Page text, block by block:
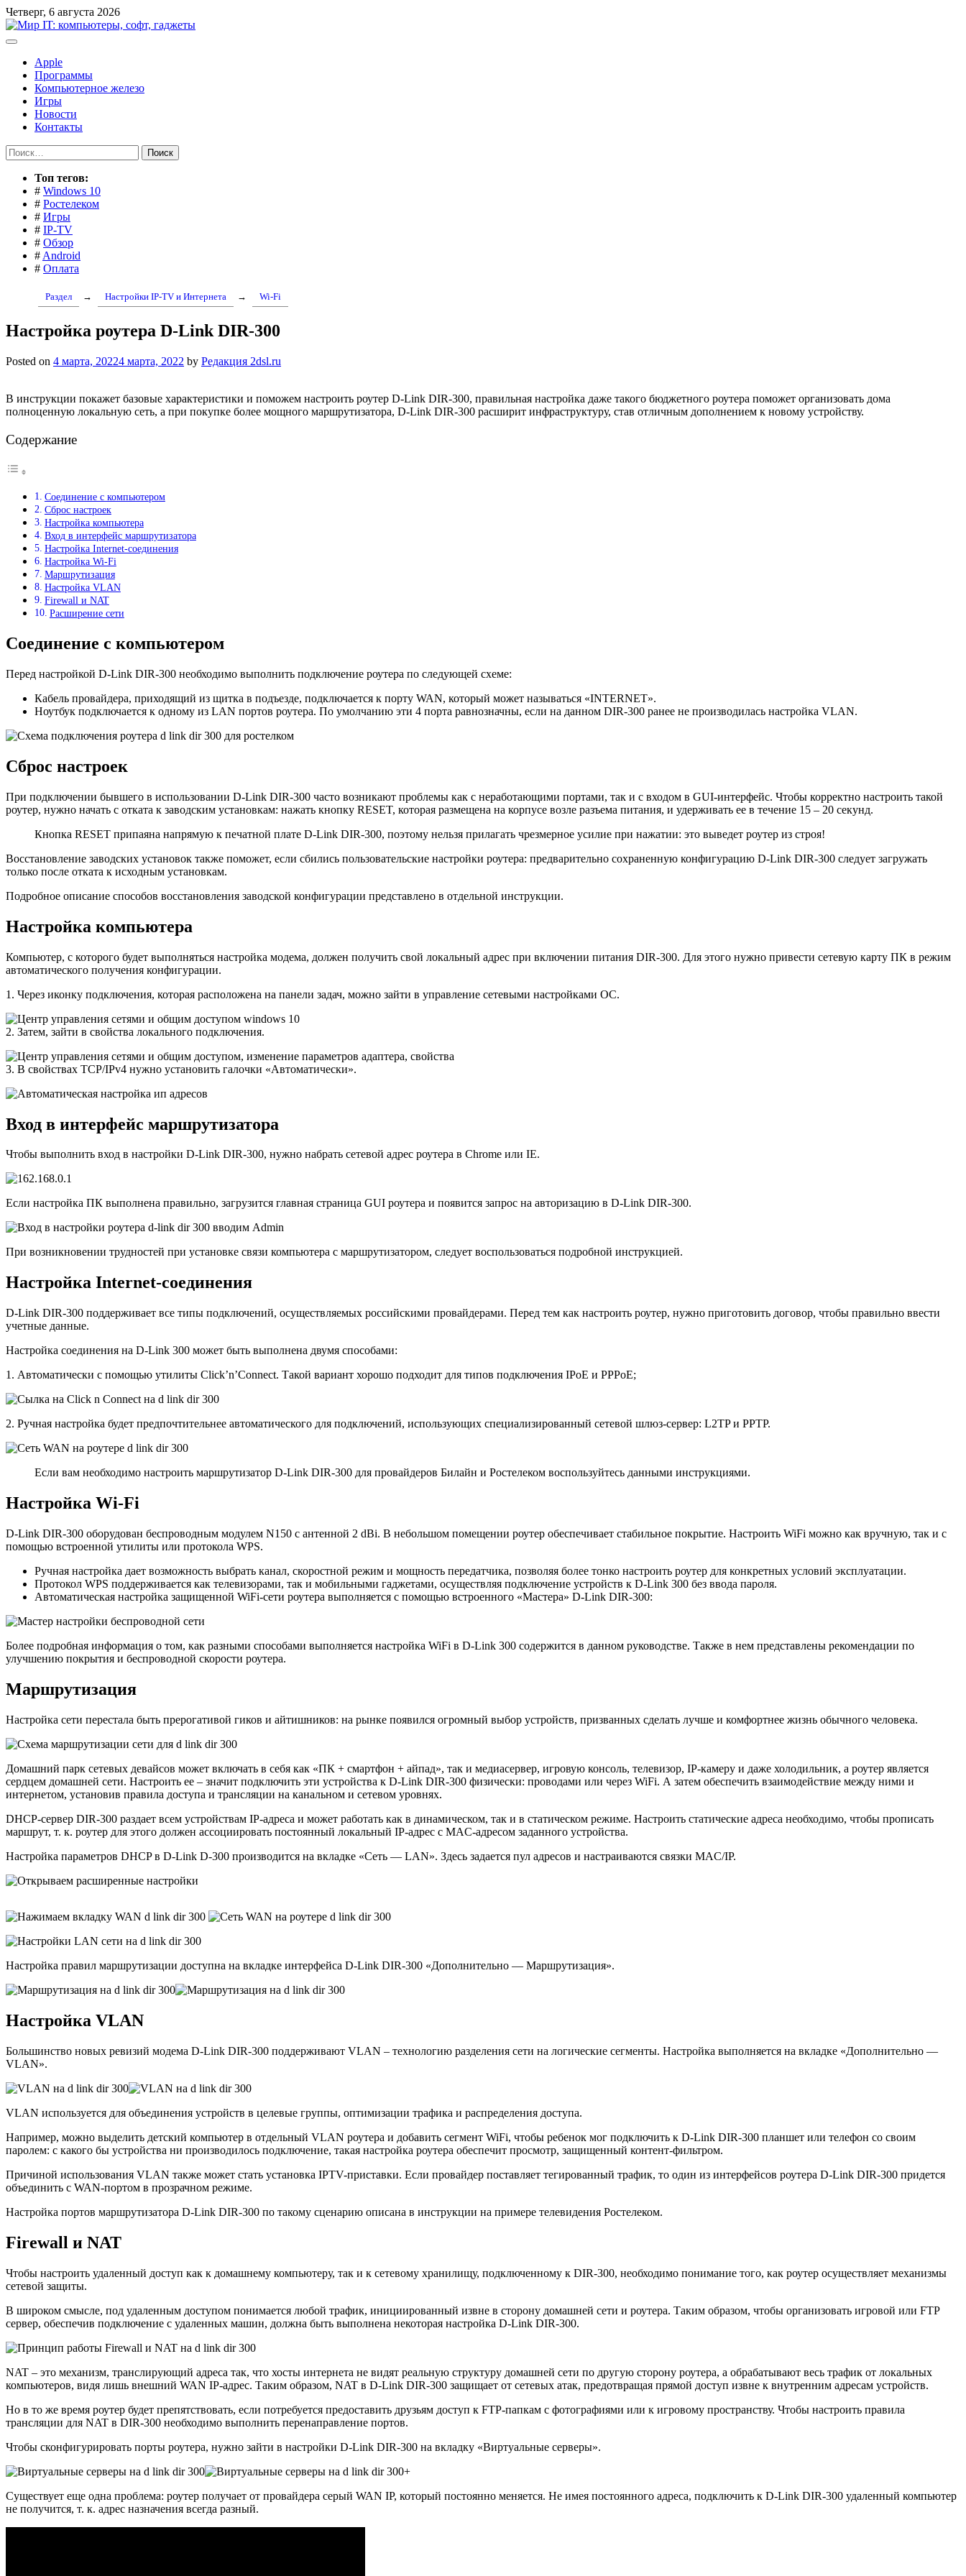
Перейти
к
содержимому
Четверг, 6 августа 2026
Apple
Программы
Компьютерное железо
Игры
Новости
Контакты
Найти:
Toп тегов:
# Windows 10
# Ростелеком
# Игры
# IP-TV
# Обзор
# Android
# Оплата
Раздел → Настройки IP-TV и Интернета → Wi-Fi
Настройка роутера D-Link DIR-300
Posted on 4 марта, 20224 марта, 2022 by Редакция 2dsl.ru
В инструкции покажет базовые характеристики и поможем настроить роутер D-Link DIR-300, правильная настройка даже такого бюджетного роутера поможет организовать дома
полноценную локальную сеть, а при покупке более мощного маршрутизатора, D-Link DIR-300 расширит инфраструктуру, став отличным дополнением к новому устройству.
Содержание
Соединение с компьютером
Сброс настроек
Настройка компьютера
Вход в интерфейс маршрутизатора
Настройка Internet-соединения
Настройка Wi-Fi
Маршрутизация
Настройка VLAN
Firewall и NAT
Расширение сети
Соединение с компьютером
Перед настройкой D-Link DIR-300 необходимо выполнить подключение роутера по следующей схеме:
Кабель провайдера, приходящий из щитка в подъезде, подключается к порту WAN, который может называться «INTERNET».
Ноутбук подключается к одному из LAN портов роутера. По умолчанию эти 4 порта равнозначны, если на данном DIR-300 ранее не производилась настройка VLAN.
Сброс настроек
При подключении бывшего в использовании D-Link DIR-300 часто возникают проблемы как с неработающими портами, так и с входом в GUI-интерфейс. Чтобы корректно настроить такой
роутер, нужно начать с отката к заводским установкам: нажать кнопку RESET, которая размещена на корпусе возле разъема питания, и удерживать ее в течение 15 – 20 секунд.
Кнопка RESET припаяна напрямую к печатной плате D-Link DIR-300, поэтому нельзя прилагать чрезмерное усилие при нажатии: это выведет роутер из строя!
Восстановление заводских установок также поможет, если сбились пользовательские настройки роутера: предварительно сохраненную конфигурацию D-Link DIR-300 следует загружать
только после отката к исходным установкам.
Подробное описание способов восстановления заводской конфигурации представлено в отдельной инструкции.
Настройка компьютера
Компьютер, с которого будет выполняться настройка модема, должен получить свой локальный адрес при включении питания DIR-300. Для этого нужно привести сетевую карту ПК в режим
автоматического получения конфигурации.
1. Через иконку подключения, которая расположена на панели задач, можно зайти в управление сетевыми настройками ОС.
2. Затем, зайти в свойства локального подключения.
3. В свойствах TCP/IPv4 нужно установить галочки «Автоматически».
Вход в интерфейс маршрутизатора
Чтобы выполнить вход в настройки D-Link DIR-300, нужно набрать сетевой адрес роутера в Chrome или IE.
Если настройка ПК выполнена правильно, загрузится главная страница GUI роутера и появится запрос на авторизацию в D-Link DIR-300.
При возникновении трудностей при установке связи компьютера с маршрутизатором, следует воспользоваться подробной инструкцией.
Настройка Internet-соединения
D-Link DIR-300 поддерживает все типы подключений, осуществляемых российскими провайдерами. Перед тем как настроить роутер, нужно приготовить договор, чтобы правильно ввести
учетные данные.
Настройка соединения на D-Link 300 может быть выполнена двумя способами:
1. Автоматически с помощью утилиты Click’n’Connect. Такой вариант хорошо подходит для типов подключения IPoE и PPPoE;
2. Ручная настройка будет предпочтительнее автоматического для подключений, использующих специализированный сетевой шлюз-сервер: L2TP и PPTP.
Если вам необходимо настроить маршрутизатор D-Link DIR-300 для провайдеров Билайн и Ростелеком воспользуйтесь данными инструкциями.
Настройка Wi-Fi
D-Link DIR-300 оборудован беспроводным модулем N150 с антенной 2 dBi. В небольшом помещении роутер обеспечивает стабильное покрытие. Настроить WiFi можно как вручную, так и с
помощью встроенной утилиты или протокола WPS.
Ручная настройка дает возможность выбрать канал, скоростной режим и мощность передатчика, позволяя более тонко настроить роутер для конкретных условий эксплуатации.
Протокол WPS поддерживается как телевизорами, так и мобильными гаджетами, осуществляя подключение устройств к D-Link 300 без ввода пароля.
Автоматическая настройка защищенной WiFi-сети роутера выполняется с помощью встроенного «Мастера» D-Link DIR-300:
Более подробная информация о том, как разными способами выполняется настройка WiFi в D-Link 300 содержится в данном руководстве. Также в нем представлены рекомендации по
улучшению покрытия и беспроводной скорости роутера.
Маршрутизация
Настройка сети перестала быть прерогативой гиков и айтишников: на рынке появился огромный выбор устройств, призванных сделать лучше и комфортнее жизнь обычного человека.
Домашний парк сетевых девайсов может включать в себя как «ПК + смартфон + айпад», так и медиасервер, игровую консоль, телевизор, IP-камеру и даже холодильник, а роутер является
сердцем домашней сети. Настроить ее – значит подключить эти устройства к D-Link DIR-300 физически: проводами или через WiFi. А затем обеспечить взаимодействие между ними и
интернетом, установив правила доступа и трансляции на канальном и сетевом уровнях.
DHCP-сервер DIR-300 раздает всем устройствам IP-адреса и может работать как в динамическом, так и в статическом режиме. Настроить статические адреса необходимо, чтобы прописать
маршрут, т. к. роутер для этого должен ассоциировать постоянный локальный IP-адрес с MAC-адресом заданного устройства.
Настройка параметров DHCP в D-Link D-300 производится на вкладке «Сеть — LAN». Здесь задается пул адресов и настраиваются связки MAC/IP.
Настройка правил маршрутизации доступна на вкладке интерфейса D-Link DIR-300 «Дополнительно — Маршрутизация».
Настройка VLAN
Большинство новых ревизий модема D-Link DIR-300 поддерживают VLAN – технологию разделения сети на логические сегменты. Настройка выполняется на вкладке «Дополнительно —
VLAN».
VLAN используется для объединения устройств в целевые группы, оптимизации трафика и распределения доступа.
Например, можно выделить детский компьютер в отдельный VLAN роутера и добавить сегмент WiFi, чтобы ребенок мог подключить к D-Link DIR-300 планшет или телефон со своим
паролем: с какого бы устройства ни производилось подключение, такая настройка роутера обеспечит просмотр, защищенный контент-фильтром.
Причиной использования VLAN также может стать установка IPTV-приставки. Если провайдер поставляет тегированный трафик, то один из интерфейсов роутера D-Link DIR-300 придется
объединить с WAN-портом в прозрачном режиме.
Настройка портов маршрутизатора D-Link DIR-300 по такому сценарию описана в инструкции на примере телевидения Ростелеком.
Firewall и NAT
Чтобы настроить удаленный доступ как к домашнему компьютеру, так и к сетевому хранилищу, подключенному к DIR-300, необходимо понимание того, как роутер осуществляет механизмы
сетевой защиты.
В широком смысле, под удаленным доступом понимается любой трафик, инициированный извне в сторону домашней сети и роутера. Таким образом, чтобы организовать игровой или FTP
сервер, обеспечив подключение с удаленных машин, должна быть выполнена некоторая настройка D-Link DIR-300.
NAT – это механизм, транслирующий адреса так, что хосты интернета не видят реальную структуру домашней сети по другую сторону роутера, а обрабатывают весь трафик от локальных
компьютеров, видя лишь внешний WAN IP-адрес. Таким образом, NAT в D-Link DIR-300 защищает от сетевых атак, предотвращая прямой доступ извне к внутренним адресам устройств.
Но в то же время роутер будет препятствовать, если потребуется предоставить друзьям доступ к FTP-папкам с фотографиями или к игровому пространству. Чтобы настроить правила
трансляции для NAT в DIR-300 необходимо выполнить перенаправление портов.
Чтобы сконфигурировать порты роутера, нужно зайти в настройки D-Link DIR-300 на вкладку «Виртуальные серверы».
+
Существует еще одна проблема: роутер получает от провайдера серый WAN IP, который постоянно меняется. Не имея постоянного адреса, подключить к D-Link DIR-300 удаленный компьютер
не получится, т. к. адрес назначения всегда разный.